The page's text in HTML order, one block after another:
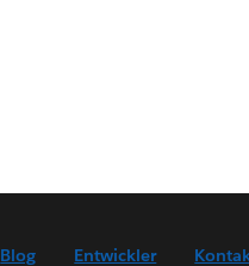
Blog Entwickler